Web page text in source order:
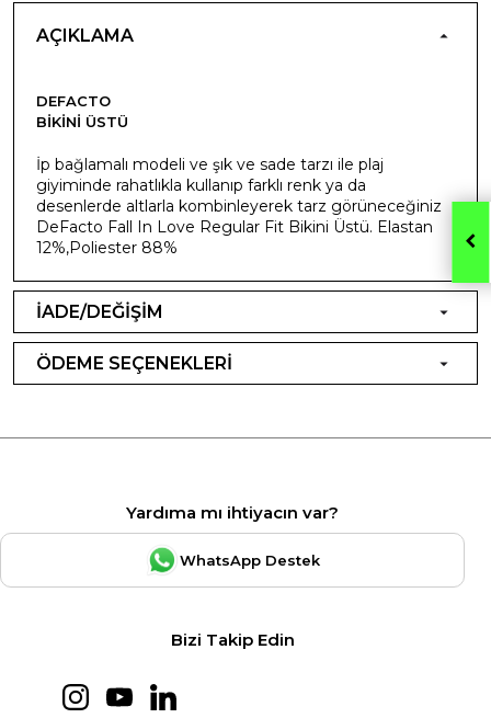
AÇIKLAMA
DEFACTO
BIKINI ÜSTÜ
İp bağlamalı modeli ve şık ve sade tarzı ile plaj
giyiminde rahatlıkla kullanıp farklı renk ya da
desenlerde altlarla kombinleyerek tarz görüneceğiniz
DeFacto Fall In Love Regular Fit Bikini Üstü. Elastan
12%,Poliester 88%
İADE/DEĞİŞİM
ÖDEME SEÇENEKLERİ
Yardıma mı ihtiyacın var?
WhatsApp Destek
Bizi Takip Edin